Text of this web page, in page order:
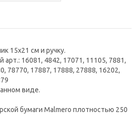
15х21 см и ручку.
16081, 4842, 17071, 11105, 7881,
78770, 17887, 17888, 27888, 16202,
виде.
бумаги Malmero плотностью 250